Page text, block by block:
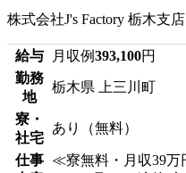
株式会社J's Factory 栃木支店
給与 月収例393,100円
勤務
地
栃木県 上三川町
寮・
社宅
あり（無料）
仕事
≪寮無料・月収39